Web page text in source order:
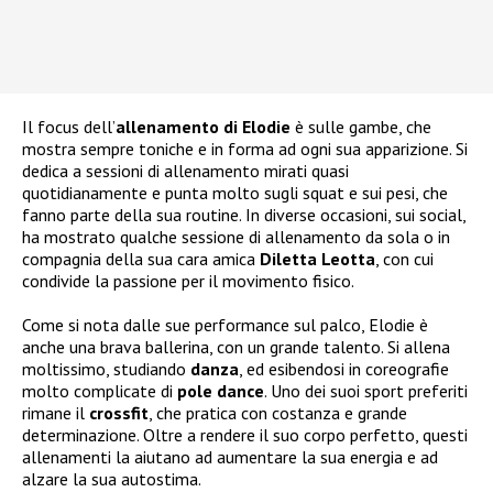
Il focus dell’allenamento di Elodie è sulle gambe, che
mostra sempre toniche e in forma ad ogni sua apparizione. Si
dedica a sessioni di allenamento mirati quasi
quotidianamente e punta molto sugli squat e sui pesi, che
fanno parte della sua routine. In diverse occasioni, sui social,
ha mostrato qualche sessione di allenamento da sola o in
compagnia della sua cara amica Diletta Leotta, con cui
condivide la passione per il movimento fisico.
Come si nota dalle sue performance sul palco, Elodie è
anche una brava ballerina, con un grande talento. Si allena
moltissimo, studiando danza, ed esibendosi in coreografie
molto complicate di pole dance. Uno dei suoi sport preferiti
rimane il crossfit, che pratica con costanza e grande
determinazione. Oltre a rendere il suo corpo perfetto, questi
allenamenti la aiutano ad aumentare la sua energia e ad
alzare la sua autostima.